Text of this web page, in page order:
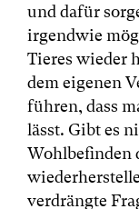
und dafür
irgendwie
Tieres wieder
dem eigenen
führen, dass
lässt. Gibt es
Wohlbefinden
verdrängte